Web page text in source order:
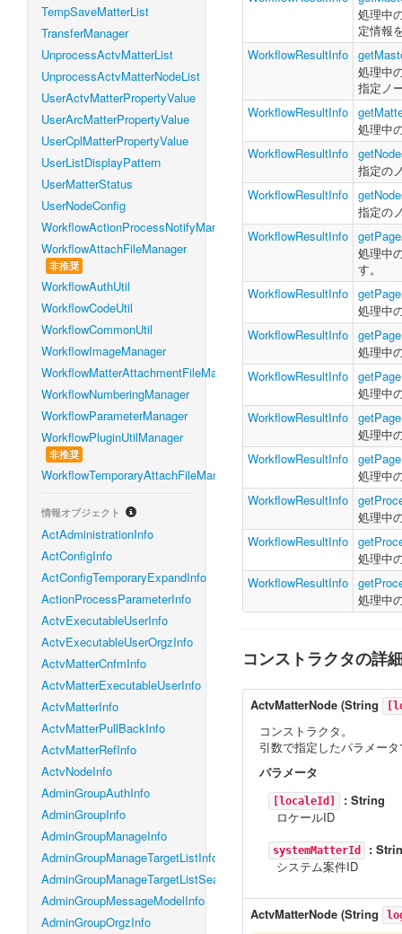
TempSaveMatterList
TransferManager
UnprocessActvMatterList
UnprocessActvMatterNodeList
UserActvMatterPropertyValue
UserArcMatterPropertyValue
UserCplMatterPropertyValue
UserListDisplayPattern
UserMatterStatus
UserNodeConfig
WorkflowActionProcessNotifyManager
WorkflowAttachFileManager
非推奨
WorkflowAuthUtil
WorkflowCodeUtil
WorkflowCommonUtil
WorkflowImageManager
WorkflowMatterAttachmentFileManager
WorkflowNumberingManager
WorkflowParameterManager
WorkflowPluginUtilManager
非推奨
WorkflowTemporaryAttachFileManager
情報オブジェクト
ActAdministrationInfo
ActConfigInfo
ActConfigTemporaryExpandInfo
ActionProcessParameterInfo
ActvExecutableUserInfo
ActvExecutableUserOrgzInfo
ActvMatterCnfmInfo
ActvMatterExecutableUserInfo
ActvMatterInfo
ActvMatterPullBackInfo
ActvMatterRefInfo
ActvNodeInfo
AdminGroupAuthInfo
AdminGroupInfo
AdminGroupManageInfo
AdminGroupManageTargetListInfo
AdminGroupManageTargetListSearchConditionInfo
AdminGroupMessageModelInfo
AdminGroupOrgzInfo
処理中
定情報
WorkflowResultInfo
処理中
指定ノ
WorkflowResultInfo
処理中
WorkflowResultInfo
指定の
WorkflowResultInfo
指定の
WorkflowResultInfo
処理中
す。
WorkflowResultInfo
処理中
WorkflowResultInfo
処理中
WorkflowResultInfo
処理中
WorkflowResultInfo
処理中
WorkflowResultInfo
処理中
WorkflowResultInfo
処理中
WorkflowResultInfo
処理中
WorkflowResultInfo
処理中
コンストラクタの詳
ActvMatterNode (String
コンストラクタ。
引数で指定したパラメー
パラメータ
[localeId] : String
ロケールID
systemMatterId :
システム案件ID
ActvMatterNode (String